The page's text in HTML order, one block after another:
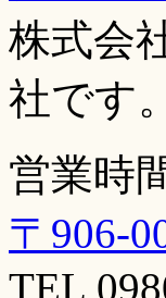
株式会
社です。
営業時
〒906-
TEL